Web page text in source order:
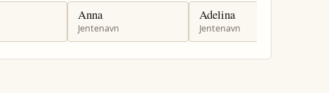
Anna
Jentenavn
Adelina
Jentenavn